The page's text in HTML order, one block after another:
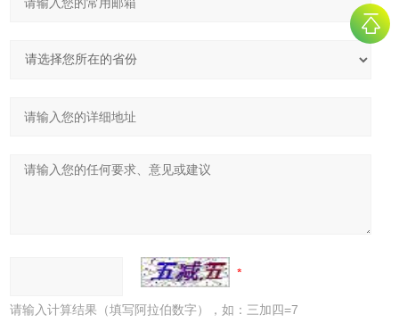
请输入计算结果（填写阿拉伯数字），如：三加四=7